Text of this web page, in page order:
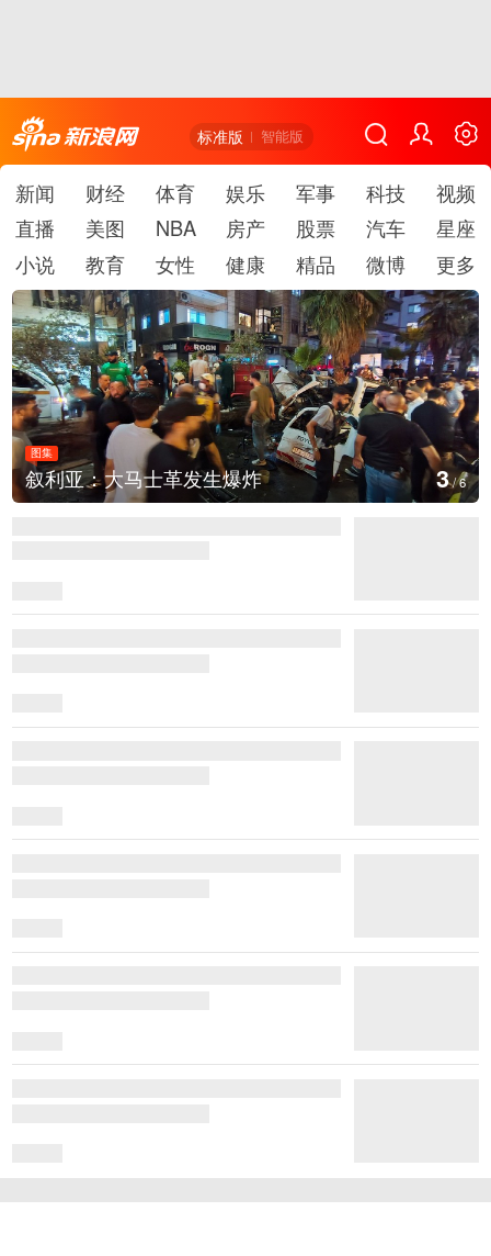
标准版 智能版
新闻 财经 体育 娱乐 军事 科技
视频
直播
美图 NBA 房产 股票 汽车
星座
小说
教育 女性 健康 精品 微博 更多
图集
叙利亚：大马士革发生爆炸 3/6